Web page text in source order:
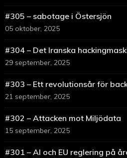
#305 – sabotage i Östersjön
05 oktober, 2025
#304 – Det Iranska
29 september, 2025
#303 – Ett revolutionsår för
21 september, 2025
#302 – Attacken mot Miljödata
15 september, 2025
#301 – AI och EU reglering på